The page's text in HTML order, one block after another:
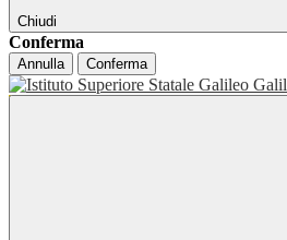
Chiudi
Conferma
Annulla Conferma